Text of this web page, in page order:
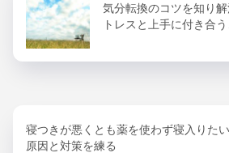
気分転換のコツを知り
トレスと上手に付き合う
寝つきが悪くとも薬を使わず寝入りた
原因と対策を練る